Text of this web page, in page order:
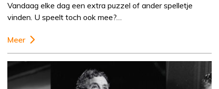
Vandaag elke dag een extra puzzel of ander spelletje
vinden. U speelt toch ook mee?…
Meer